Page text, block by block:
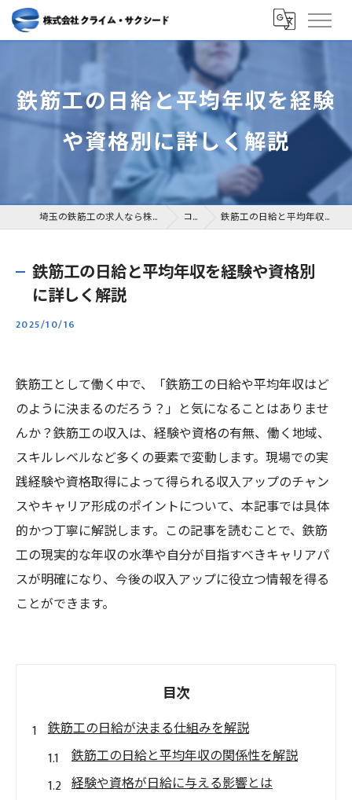
鉄筋工の日給と平均年収を経験
や資格別に詳しく解説
埼玉の鉄筋工の求人なら株式会社クライム・サクシード コラム 鉄筋工の日給と平均年収を経験や資格別に詳しく解説
鉄筋工の日給と平均年収を経験や資格別
に詳しく解説
2025/10/16
鉄筋工として働く中で、「鉄筋工の日給や平均年収はど
のように決まるのだろう？」と気になることはありませ
んか？鉄筋工の収入は、経験や資格の有無、働く地域、
スキルレベルなど多くの要素で変動します。現場での実
践経験や資格取得によって得られる収入アップのチャン
スやキャリア形成のポイントについて、本記事では具体
的かつ丁寧に解説します。この記事を読むことで、鉄筋
工の現実的な年収の水準や自分が目指すべきキャリアパ
スが明確になり、今後の収入アップに役立つ情報を得る
ことができます。
目次
鉄筋工の日給が決まる仕組みを解説
鉄筋工の日給と平均年収の関係性を解説
経験や資格が日給に与える影響とは